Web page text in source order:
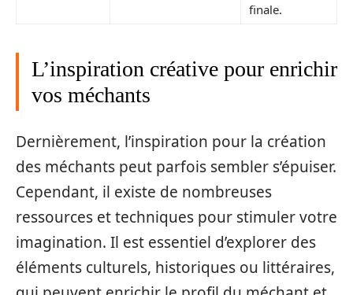
finale.
L’inspiration créative pour enrichir
vos méchants
Dernièrement, l’inspiration pour la création
des méchants peut parfois sembler s’épuiser.
Cependant, il existe de nombreuses
ressources et techniques pour stimuler votre
imagination. Il est essentiel d’explorer des
éléments culturels, historiques ou littéraires,